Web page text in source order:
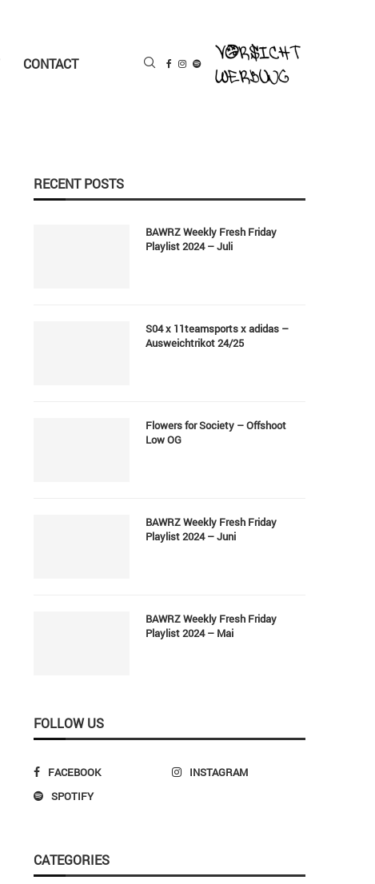
CONTACT
RECENT POSTS
BAWRZ Weekly Fresh Friday
Playlist 2024 – Juli
S04 x 11teamsports x adidas –
Ausweichtrikot 24/25
Flowers for Society – Offshoot
Low OG
BAWRZ Weekly Fresh Friday
Playlist 2024 – Juni
BAWRZ Weekly Fresh Friday
Playlist 2024 – Mai
FOLLOW US
FACEBOOK
INSTAGRAM
SPOTIFY
CATEGORIES